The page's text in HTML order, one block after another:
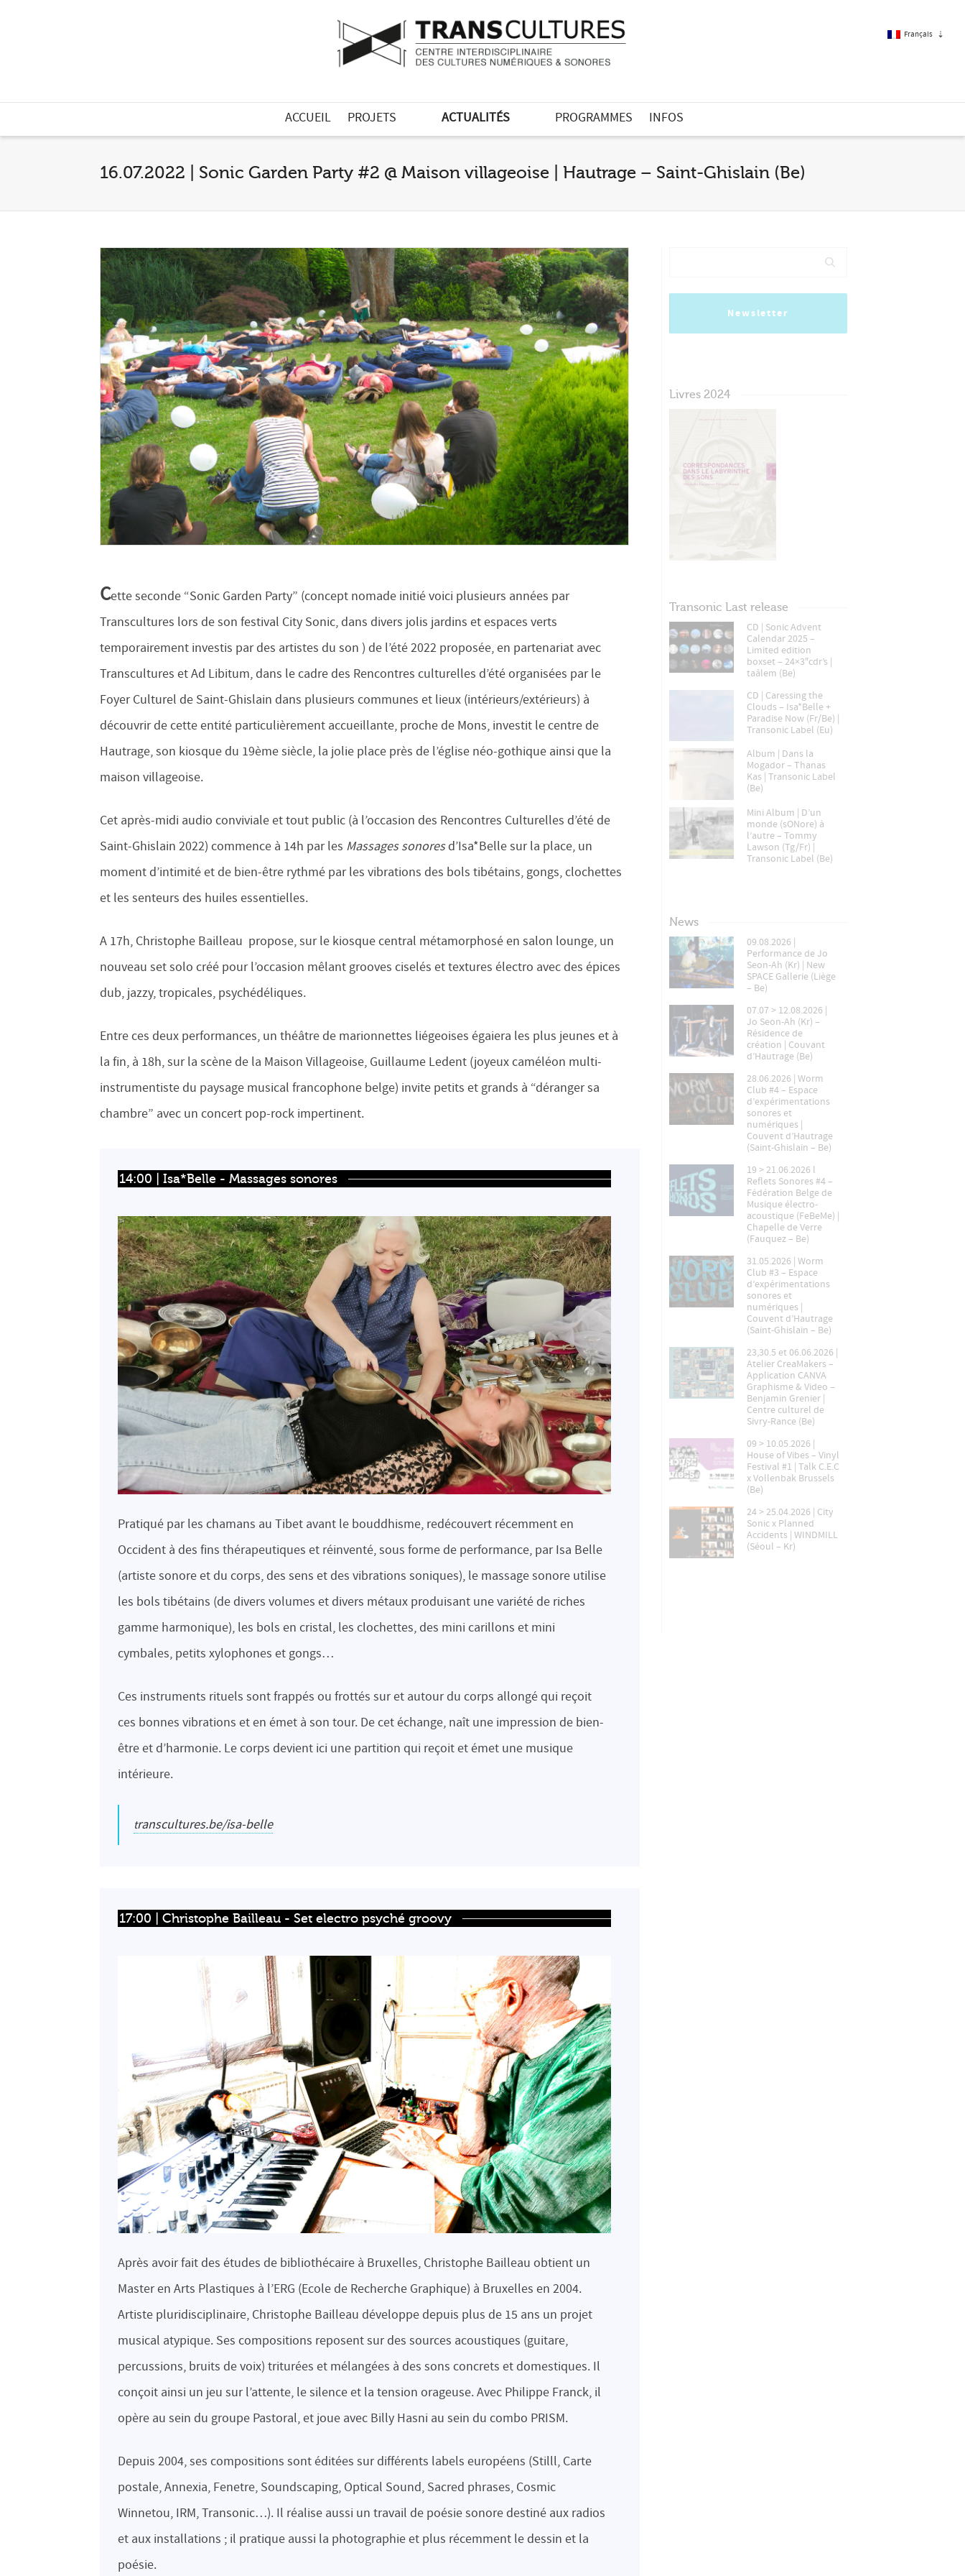
Français
ACCUEIL PROJETS ACTUALITÉS PROGRAMMES INFOS
16.07.2022 | Sonic Garden Party #2 @ Maison villageoise | Hautrage – Saint-Ghislain (Be)
Cette seconde “Sonic Garden Party” (concept nomade initié voici plusieurs années par
Transcultures lors de son festival City Sonic, dans divers jolis jardins et espaces verts
temporairement investis par des artistes du son ) de l’été 2022 proposée, en partenariat avec
Transcultures et Ad Libitum, dans le cadre des Rencontres culturelles d’été organisées par le
Foyer Culturel de Saint-Ghislain dans plusieurs communes et lieux (intérieurs/extérieurs) à
découvrir de cette entité particulièrement accueillante, proche de Mons, investit le centre de
Hautrage, son kiosque du 19ème siècle, la jolie place près de l’église néo-gothique ainsi que la
maison villageoise.
Cet après-midi audio conviviale et tout public (à l’occasion des Rencontres Culturelles d’été de
Saint-Ghislain 2022) commence à 14h par les Massages sonoresd’Isa*Belle sur la place, un
moment d’intimité et de bien-être rythmé par les vibrations des bols tibétains, gongs, clochettes
et les senteurs des huiles essentielles.
A 17h, Christophe Bailleau propose, sur le kiosque central métamorphosé en salon lounge, un
nouveau set solo créé pour l’occasion mêlant grooves ciselés et textures électro avec des épices
dub, jazzy, tropicales, psychédéliques.
Entre ces deux performances, un théâtre de marionnettes liégeoises égaiera les plus jeunes et à
la fin, à 18h, sur la scène de la Maison Villageoise, Guillaume Ledent (joyeux caméléon multi-
instrumentiste du paysage musical francophone belge) invite petits et grands à “déranger sa
chambre” avec un concert pop-rock impertinent.
14:00 | Isa*Belle - Massages sonores
Pratiqué par les chamans au Tibet avant le bouddhisme, redécouvert récemment en
Occident à des fins thérapeutiques et réinventé, sous forme de performance, par Isa Belle
(artiste sonore et du corps, des sens et des vibrations soniques), le massage sonore utilise
les bols tibétains (de divers volumes et divers métaux produisant une variété de riches
gamme harmonique), les bols en cristal, les clochettes, des mini carillons et mini
cymbales, petits xylophones et gongs…
Ces instruments rituels sont frappés ou frottés sur et autour du corps allongé qui reçoit
ces bonnes vibrations et en émet à son tour. De cet échange, naît une impression de bien-
être et d’harmonie. Le corps devient ici une partition qui reçoit et émet une musique
intérieure.
transcultures.be/isa-belle
17:00 | Christophe Bailleau - Set electro psyché groovy
Après avoir fait des études de bibliothécaire à Bruxelles, Christophe Bailleau obtient un
Master en Arts Plastiques à l’ERG (Ecole de Recherche Graphique) à Bruxelles en 2004.
Artiste pluridisciplinaire, Christophe Bailleau développe depuis plus de 15 ans un projet
musical atypique. Ses compositions reposent sur des sources acoustiques (guitare,
percussions, bruits de voix) triturées et mélangées à des sons concrets et domestiques. Il
conçoit ainsi un jeu sur l’attente, le silence et la tension orageuse. Avec Philippe Franck, il
opère au sein du groupe Pastoral, et joue avec Billy Hasni au sein du combo PRISM.
Depuis 2004, ses compositions sont éditées sur différents labels européens (Stilll, Carte
postale, Annexia, Fenetre, Soundscaping, Optical Sound, Sacred phrases, Cosmic
Winnetou, IRM, Transonic…). Il réalise aussi un travail de poésie sonore destiné aux radios
et aux installations ; il pratique aussi la photographie et plus récemment le dessin et la
poésie.
Newsletter
Livres 2024
Transonic Last release
CD | Sonic Advent
Calendar 2025 –
Limited edition
boxset – 24×3″cdr’s |
taâlem (Be)
CD | Caressing the
Clouds – Isa*Belle +
Paradise Now (Fr/Be) |
Transonic Label (Eu)
Album | Dans la
Mogador – Thanas
Kas | Transonic Label
(Be)
Mini Album | D’un
monde (sONore) à
l’autre – Tommy
Lawson (Tg/Fr) |
Transonic Label (Be)
News
09.08.2026 |
Performance de Jo
Seon-Ah (Kr) | New
SPACE Gallerie (Liège
– Be)
07.07 > 12.08.2026 |
Jo Seon-Ah (Kr) –
Résidence de
création | Couvant
d’Hautrage (Be)
28.06.2026 | Worm
Club #4 – Espace
d’expérimentations
sonores et
numériques |
Couvent d’Hautrage
(Saint-Ghislain – Be)
19 > 21.06.2026 l
Reflets Sonores #4 –
Fédération Belge de
Musique électro-
acoustique (FeBeMe) |
Chapelle de Verre
(Fauquez – Be)
31.05.2026 | Worm
Club #3 – Espace
d’expérimentations
sonores et
numériques |
Couvent d’Hautrage
(Saint-Ghislain – Be)
23,30.5 et 06.06.2026 |
Atelier CreaMakers –
Application CANVA
Graphisme & Video –
Benjamin Grenier |
Centre culturel de
Sivry-Rance (Be)
09 > 10.05.2026 |
House of Vibes – Vinyl
Festival #1 | Talk C.E.C
x Vollenbak Brussels
(Be)
24 > 25.04.2026 | City
Sonic x Planned
Accidents | WINDMILL
(Séoul – Kr)